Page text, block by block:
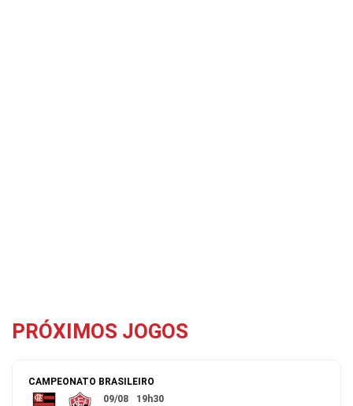
PRÓXIMOS JOGOS
CAMPEONATO BRASILEIRO
09/08 19h30